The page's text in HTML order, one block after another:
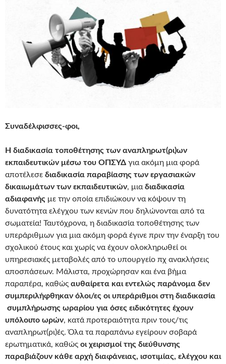
Συναδέλφισσες-φοι,
H διαδικασία τοποθέτησης των αναπληρωτ(ρι)ων
εκπαιδευτικών μέσω του ΟΠΣΥΔ για ακόμη μια φορά
αποτέλεσε διαδικασία παραβίασης των εργασιακών
δικαιωμάτων των εκπαιδευτικών, μια διαδικασία
αδιαφανής με την οποία επιδιώκουν να κόψουν τη
δυνατότητα ελέγχου των κενών που δηλώνονται από τα
σωματεία! Ταυτόχρονα, η διαδικασία τοποθέτησης των
υπεράριθμων για μια ακόμη φορά έγινε πριν την έναρξη του
σχολικού έτους και χωρίς να έχουν ολοκληρωθεί οι
υπηρεσιακές μεταβολές από το υπουργείο πχ ανακλήσεις
αποσπάσεων. Μάλιστα, προχώρησαν και ένα βήμα
παραπέρα, καθώς αυθαίρετα και εντελώς παράνομα δεν
συμπεριλήφθηκαν όλοι/ες οι υπεράριθμοι στη διαδικασία
συμπλήρωσης ωραρίου για όσες ειδικότητες έχουν
υπόλοιπο ωρών, κατά προτεραιότητα πριν τους/τις
αναπληρωτ(ρι)ές. Όλα τα παραπάνω εγείρουν σοβαρά
ερωτηματικά, καθώς οι χειρισμοί της διεύθυνσης
παραβιάζουν κάθε αρχή διαφάνειας, ισοτιμίας, ελέγχου και